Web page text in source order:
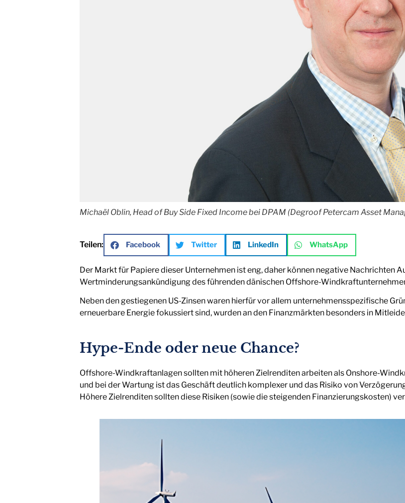
Michaël Oblin, Head of Buy Side Fixed Income bei DPAM (Degroof Petercam Asset
Teilen: Facebook Twitter LinkedIn WhatsApp
Der Markt für Papiere dieser Unternehmen ist eng, daher können negative Nachrichten
Wertminderungsankündigung des führenden dänischen Offshore-
Neben den gestiegenen US-Zinsen waren hierfür vor allem unternehmensspezifische
erneuerbare Energie fokussiert sind, wurden an den Finanzmärkten besonders in
Hype-Ende oder neue Chance?
Offshore-Windkraftanlagen sollten mit höheren Zielrenditen arbeiten als Onshore-
und bei der Wartung ist das Geschäft deutlich komplexer und das Risiko von
Höhere Zielrenditen sollten diese Risiken (sowie die steigenden Finanzierungskosten)